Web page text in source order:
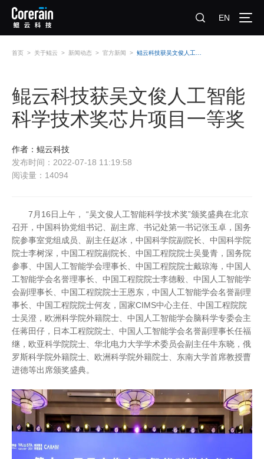
EN
首页 > 关于鲲云 > 新闻动态 > 官方新闻 >
鲲云科技获吴文俊人工智能
科学技术奖芯片项目一等奖
作者：鲲云科技
发布时间：2022-07-18 11:19:58
阅读量：14094
7月16日上午， “吴文俊人工智能科学技术奖”颁奖盛典在北京
召开，中国科协党组书记、副主席、书记处第一书记张玉卓，国务
院参事室党组成员、副主任赵冰，中国科学院副院长、中国科学院
院士李树深，中国工程院副院长、中国工程院院士吴曼青，国务院
参事、中国人工智能学会理事长、中国工程院院士戴琼海，中国人
工智能学会名誉理事长、中国工程院院士李德毅、中国人工智能学
会副理事长、中国工程院院士王恩东，中国人工智能学会名誉副理
事长、中国工程院院士何友，国家CIMS中心主任、中国工程院院
士吴澄，欧洲科学院外籍院士、中国人工智能学会脑科学专委会主
任蒋田仔，日本工程院院士、中国人工智能学会名誉副理事长任福
继，欧亚科学院院士、华北电力大学学术委员会副主任牛东晓，俄
罗斯科学院外籍院士、欧洲科学院外籍院士、东南大学首席教授曹
进德等出席颁奖盛典。